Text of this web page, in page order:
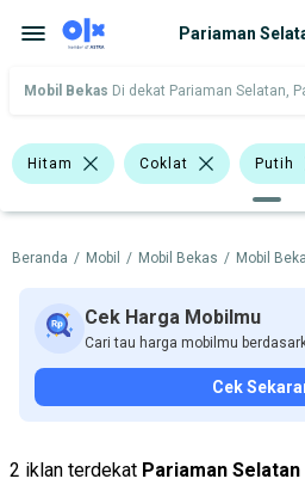
Pariaman
Mobil Bekas Di dekat Pariaman Selatan,
Hitam Coklat Putih
Minibus Double Cabin
Suzuki APV Honda
Isuzu Suzuki
Beranda / Mobil / Mobil Bekas / Mobil
Cek Harga Mobilmu
Cari tau harga mobilmu
Cek
2 iklan terdekat Pariaman Selatan